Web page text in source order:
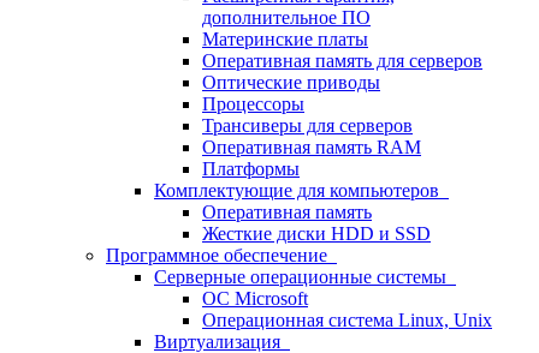
дополнительное ПО
Материнские платы
Оперативная память для серверов
Оптические приводы
Процессоры
Трансиверы для серверов
Оперативная память RAM
Платформы
Комплектующие для компьютеров
Оперативная память
Жесткие диски HDD и SSD
Программное обеспечение
Серверные операционные системы
ОС Microsoft
Операционная система Linux, Unix
Виртуализация